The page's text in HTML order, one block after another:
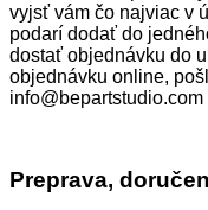
vyjsť vám čo najviac v
podarí dodať do
dostať objednávku do
objednávku online,
info@bepartstudio.com
Preprava,